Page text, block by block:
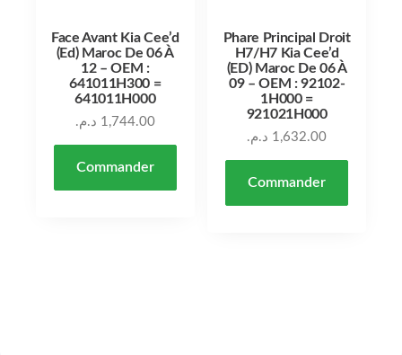
Face Avant Kia Cee’d
(Ed) Maroc De 06 À
12 – OEM :
641011H300 =
641011H000
1,744.00 د.م.
Commander
Phare Principal Droit
H7/H7 Kia Cee’d
(ED) Maroc De 06 À
09 – OEM : 92102-
1H000 =
921021H000
1,632.00 د.م.
Commander